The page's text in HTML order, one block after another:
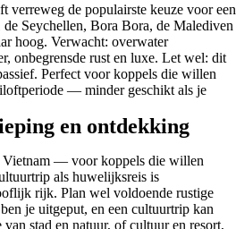
verreweg de populairste keuze voor een
Seychellen, Bora Bora, de Malediven
hoog. Verwacht: overwater
onbegrensde rust en luxe. Let wel: dit
Perfect voor koppels die willen
— minder geschikt als je
en ontdekking
Vietnam — voor koppels die willen
als huwelijksreis is
rijk. Plan wel voldoende rustige
je uitgeput, en een cultuurtrip kan
stad en natuur, of cultuur en resort,